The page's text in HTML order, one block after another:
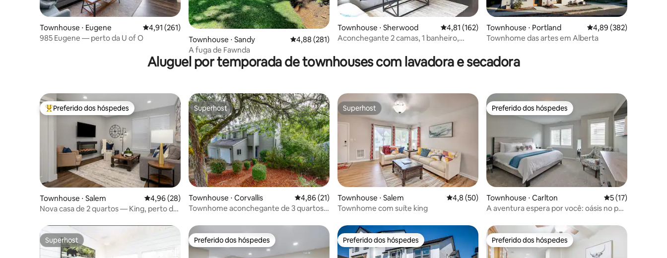
Townhouse ⋅ Eugene 4,91 de uma avaliação média de 5, 261 avaliações
4,91 (261)
985 Eugene — perto da U of O
Townhouse ⋅ Sandy 4,88 de uma avaliação média de 5, 281 avaliações
4,88 (281)
A fuga de Fawnda
Townhouse ⋅ Sherwood 4,81 de uma avaliação média de 5, 162 avaliações
4,81 (162)
Aconchegante 2 camas, 1 banheiro,
Townhouse ⋅ Portland 4,89 de uma avaliação
4,89 (382)
Townhome das artes em Alberta
Aluguel por temporada de townhouses com lavadora e secadora
Entre os melhores preferidos dos hóspedes
Preferido dos hóspedes
Townhouse ⋅ Salem 4,96 de uma avaliação média de 5, 28 avaliações
4,96 (28)
Nova casa de 2 quartos — King, perto de
Superhost
Superhost
Townhouse ⋅ Corvallis 4,86 de uma avaliação média de 5, 21 avaliações
4,86 (21)
Townhome aconchegante de 3 quartos -
Superhost
Superhost
Townhouse ⋅ Salem 4,8 de uma avaliação média de 5, 50 avaliações
4,8 (50)
Townhome com suíte king
Preferido dos hóspedes
Preferido dos hóspedes
Townhouse ⋅ Carlton 5 de uma
5 (17)
A aventura espera por você: oásis no país
Superhost
Superhost Preferido dos hóspedes
Preferido dos hóspedes Preferido dos hóspedes
Preferido dos hóspedes Preferido dos hóspedes
Preferido dos hóspedes